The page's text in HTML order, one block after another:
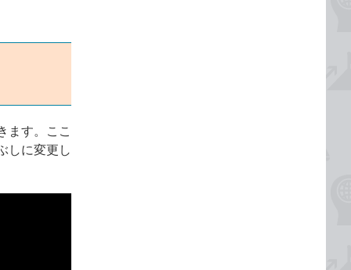
ます。ここ
しに変更し